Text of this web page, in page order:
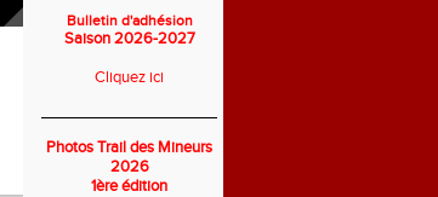
Bulletin d'adhésion
Saison 2026-2027
Cliquez ici
Photos Trail des Mineurs
2026
1ère édition